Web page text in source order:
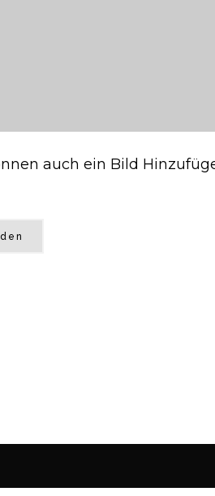
auch ein Bild